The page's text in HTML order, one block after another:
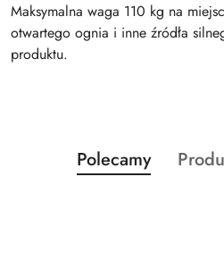
Maksymalna waga 110 kg na
otwartego ognia i inne źródła
produktu.
Pomiń karuzelę produktów
Produkty
o
Polecamy